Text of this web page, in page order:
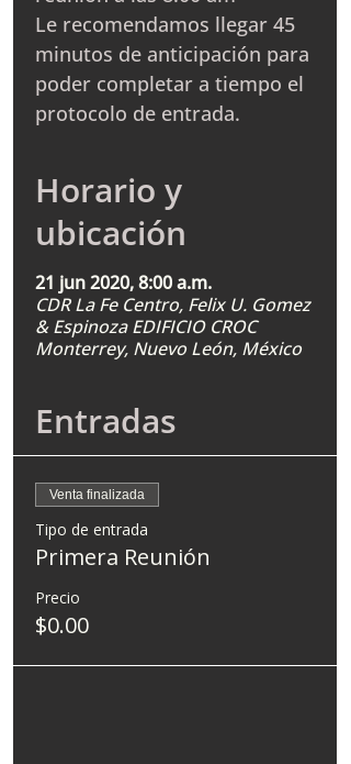
Le recomendamos llegar 45
minutos de anticipación para
poder completar a tiempo el
protocolo de entrada.
Horario y
ubicación
21 jun 2020, 8:00 a.m.
CDR La Fe Centro, Felix U. Gomez
& Espinoza EDIFICIO CROC
Monterrey, Nuevo León, México
Entradas
Venta finalizada
Tipo de entrada
Primera Reunión
Precio
$0.00